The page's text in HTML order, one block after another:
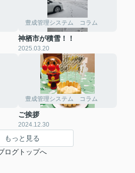
豊成管理システム コラム
神栖市が積雪！！
2025.03.20
豊成管理システム コラム
ご挨拶
2024.12.30
もっと見る
ログトップへ